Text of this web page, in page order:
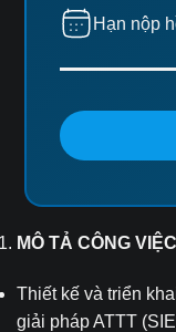
MÔ TẢ CÔNG
Thiết kế và triển
giải pháp ATTT
Hạn nộp